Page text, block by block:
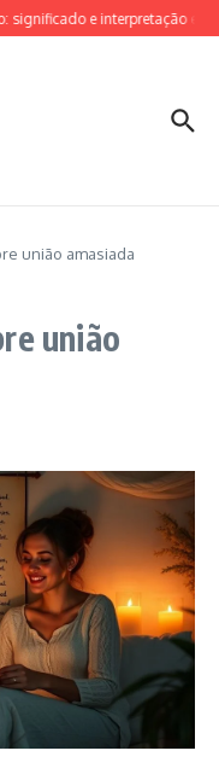
significado e interpretação
união amasiada
união